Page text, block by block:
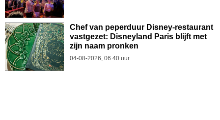
Chef van peperduur Disney-restaurant
vastgezet: Disneyland Paris blijft met
zijn naam pronken
04-08-2026, 06.40 uur